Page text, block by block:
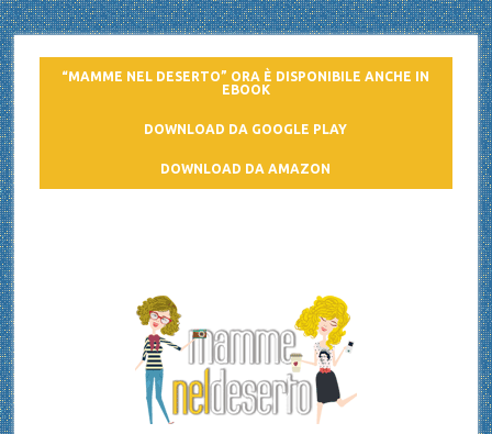
“MAMME NEL DESERTO” ORA È DISPONIBILE ANCHE IN
EBOOK
DOWNLOAD DA GOOGLE PLAY
DOWNLOAD DA AMAZON